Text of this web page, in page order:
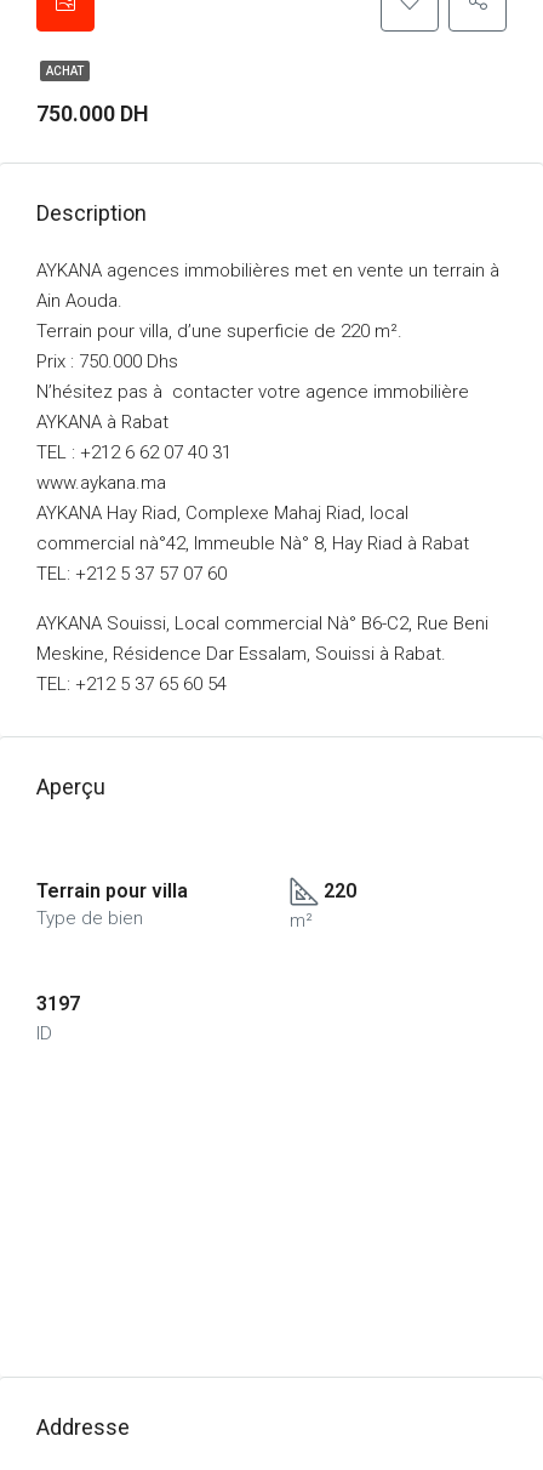
ACHAT
750.000 DH
Description
AYKANA agences immobilières met en vente un terrain à
Ain Aouda.
Terrain pour villa, d’une superficie de 220 m².
Prix : 750.000 Dhs
N’hésitez pas à contacter votre agence immobilière
AYKANA à Rabat
TEL : +212 6 62 07 40 31
www.aykana.ma
AYKANA Hay Riad, Complexe Mahaj Riad, local
commercial nà°42, Immeuble Nà° 8, Hay Riad à Rabat
TEL: +212 5 37 57 07 60
AYKANA Souissi, Local commercial Nà° B6-C2, Rue Beni
Meskine, Résidence Dar Essalam, Souissi à Rabat.
TEL: +212 5 37 65 60 54
Aperçu
Terrain pour villa
Type de bien
220
m²
3197
ID
Addresse